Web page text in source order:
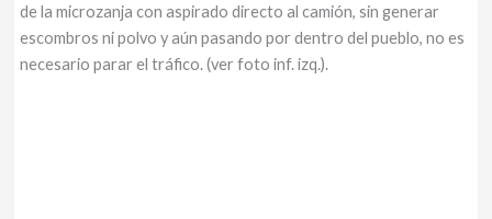
de la microzanja con aspirado directo al camión, sin generar
escombros ni polvo y aún pasando por dentro del pueblo, no es
necesario parar el tráfico. (ver foto inf. izq.).